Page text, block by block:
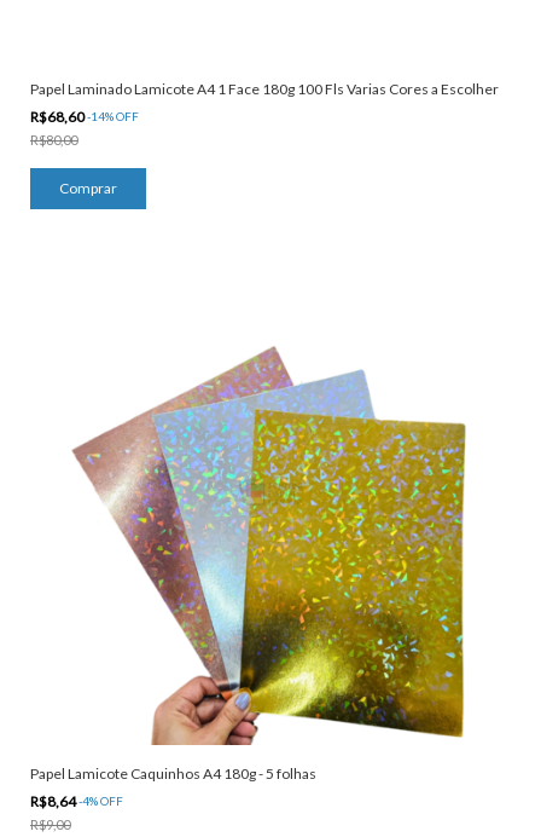
Papel Laminado Lamicote A4 1 Face 180g 100 Fls Varias Cores a Escolher
R$68,60-14%OFF
R$80,00
Comprar
Papel Lamicote Caquinhos A4 180g - 5 folhas
R$8,64-4%OFF
R$9,00